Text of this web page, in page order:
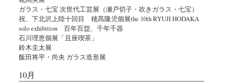
ガラス・七宝 次世代工芸展（瀬戸切子・吹きガラス・七宝）
祝、下北沢上陸十回目 穂髙隆児個展the 10th RYUJI HODAKA
solo exhibition 百年百盌、千年千器
石川理恵個展「且座喫茶」
鈴木圭太展
飯田将平・尚央 ガラス造形展
10月